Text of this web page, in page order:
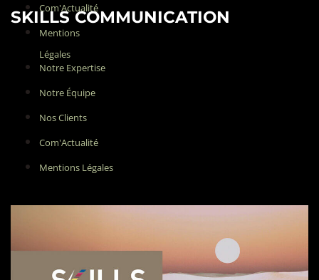
Com'Actualité
Mentions
Légales
SKILLS COMMUNICATION
Notre Expertise
Notre Équipe
Nos Clients
Com'Actualité
Mentions Légales